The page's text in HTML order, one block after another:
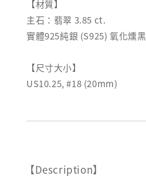
【材質】
主石：翡翠 3.85 ct.
實體925純銀 (S925) 氧化燻黑
【尺寸大小】
US10.25, #18 (20mm)
【Description】